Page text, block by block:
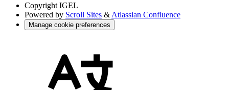
Copyright IGEL
Powered by Scroll Sites & Atlassian Confluence
Manage cookie preferences